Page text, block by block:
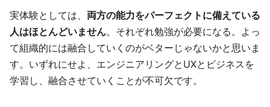
実体験としては、 両方の能力をパーフェクトに備えている
人はほとんどいません。それぞれ勉強が必要になる。よっ
て組織的には融合していくのがベターじゃないかと思いま
す。いずれにせよ、エンジニアリングとUXとビジネスを
学習し、融合させていくことが不可欠です。